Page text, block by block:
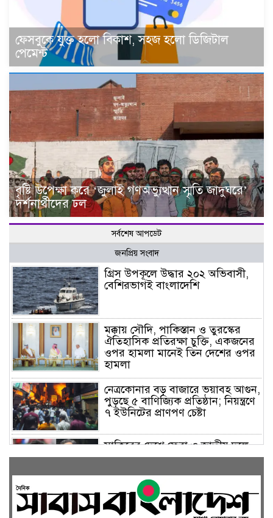
ফেসবুকে যুক্ত হলো বিকাশ, সহজ হলো ডিজিটাল
পেমেন্ট
বৃষ্টি উপেক্ষা করে ‘জুলাই গণঅভ্যুত্থান স্মৃতি জাদুঘরে’
দর্শনার্থীদের ঢল
সর্বশেষ আপডেট
জনপ্রিয় সংবাদ
গ্রিস উপকূলে উদ্ধার ২০২ অভিবাসী,
বেশিরভাগই বাংলাদেশি
মক্কায় সৌদি, পাকিস্তান ও তুরস্কের
ঐতিহাসিক প্রতিরক্ষা চুক্তি, একজনের
ওপর হামলা মানেই তিন দেশের ওপর
হামলা
নেত্রকোনার বড় বাজারে ভয়াবহ আগুন,
পুড়ছে ৫ বাণিজ্যিক প্রতিষ্ঠান; নিয়ন্ত্রণে
৭ ইউনিটের প্রাণপণ চেষ্টা
সাকিবের দেশে ফেরা ও জাতীয় দলে
ফেরার সম্ভাবনা নেই, ইঙ্গিত ক্রীড়া
ফেসবুকে যুক্ত হলো বিকাশ, সহজ
হলো ডিজিটাল পেমেন্ট